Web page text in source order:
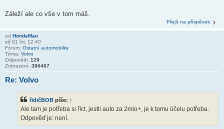
Záleží ale co vše v tom máš.
Přejít na příspěvek
od HondaMan
stř 01 črc 12:40
Fórum: Ostatní automobilky
Téma: Volvo
Odpovědi: 129
Zobrazení: 396467
Re: Volvo
řidičBOB píše: ↑
Ale tam je potřeba si říct, jestli auto za 2mio+, je k tomu účelu potřeba.
Odpověď je: není.